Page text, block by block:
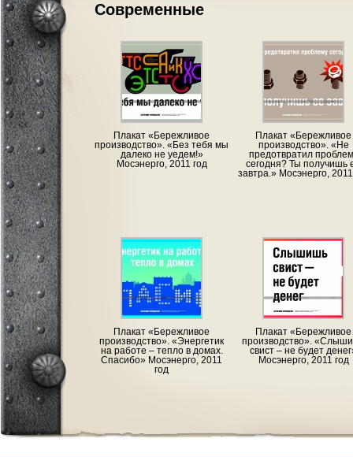
Современные
Плакат «Бережливое
производство». «Без тебя мы
далеко не уедем!»
Мосэнерго, 2011 год
Плакат «Бережливое
производство». «Не
предотвратил
сегодня? Ты получишь
завтра.» Мосэнерго,
Плакат «Бережливое
производство». «Энергетик
на работе – тепло в домах.
Спасибо» Мосэнерго, 2011
год
Плакат «Бережливое
производство».
свист – не будет
Мосэнерго, 2011 год